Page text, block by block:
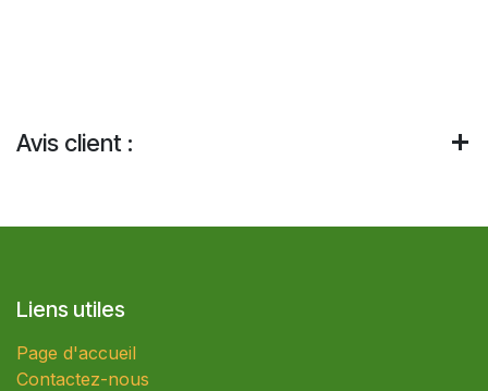
Avis client :
Liens utiles
Page d'accueil
Contactez-nous